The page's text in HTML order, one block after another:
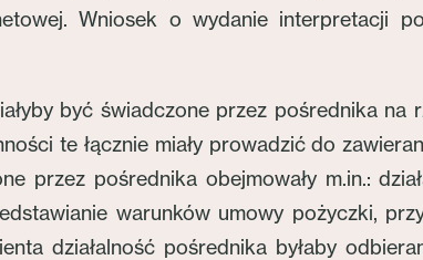
Wniosek o wydanie interpretacji
być świadczone przez pośrednika na
te łącznie miały prowadzić do
przez pośrednika obejmowały m.in.:
warunków umowy pożyczki,
działalność pośrednika byłaby